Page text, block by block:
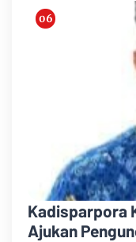
Kadisparpora
Ajukan